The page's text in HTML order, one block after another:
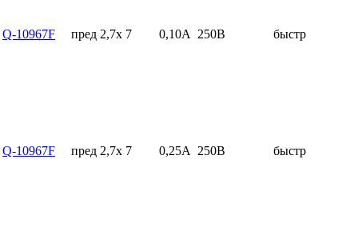
Q-10967F пред 2,7x 7 0,10А 250В быстр
Q-10967F пред 2,7x 7 0,25А 250В быстр